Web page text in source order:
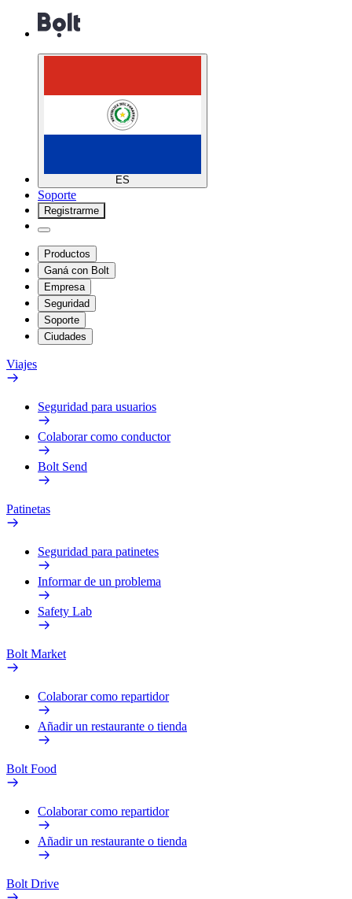
ES
Soporte
Registrarme
Productos
Ganá con Bolt
Empresa
Seguridad
Soporte
Ciudades
Viajes
Seguridad para usuarios
Colaborar como conductor
Bolt Send
Patinetas
Seguridad para patinetes
Informar de un problema
Safety Lab
Bolt Market
Colaborar como repartidor
Añadir un restaurante o tienda
Bolt Food
Colaborar como repartidor
Añadir un restaurante o tienda
Bolt Drive